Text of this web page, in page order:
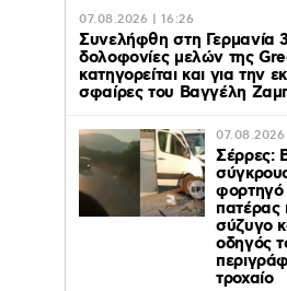
07.08.2026 | 16:26
Συνελήφθη στη Γερμανία
δολοφονίες μελών της
κατηγορείται και για την
σφαίρες του Βαγγέλη
Σέρρες:
πατέρας
σύζυγο
οδηγός
τροχαίο